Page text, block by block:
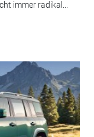
immer radikal...